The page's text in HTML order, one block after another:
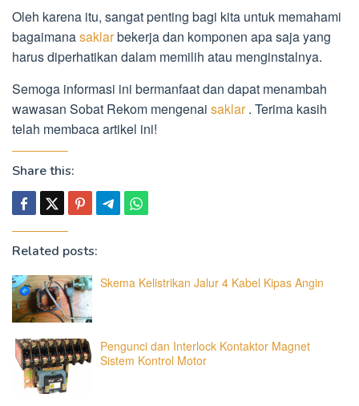
Oleh karena itu, sangat penting bagi kita untuk memahami
bagaimanasaklarbekerja dan komponen apa saja yang
harus diperhatikan dalam memilih atau menginstalnya.
Semoga informasi ini bermanfaat dan dapat menambah
wawasan Sobat Rekom mengenai saklar. Terima kasih
telah membaca artikel ini!
Share this:
Related posts:
Skema Kelistrikan Jalur 4 Kabel Kipas Angin
Pengunci dan Interlock Kontaktor Magnet
Sistem Kontrol Motor